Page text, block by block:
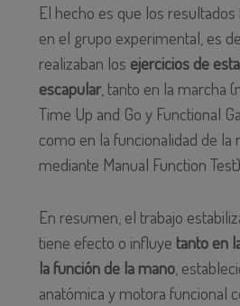
El hecho es que los
en el grupo experimental, es
realizaban los ejercicios de
escapular, tanto en la marcha
Time Up and Go y Functional
como en la funcionalidad de la
mediante Manual Function
En resumen, el trabajo
tiene efecto o influye tanto en
la función de la mano,
anatómica y motora funcional